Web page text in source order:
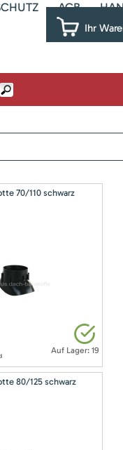
AGB
Ihr
70/110 schwarz
Auf Lager: 19
80/125 schwarz